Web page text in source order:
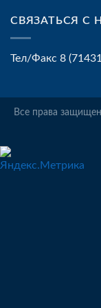
СВЯЗАТЬСЯ С
Тел/Факс 8
Все права